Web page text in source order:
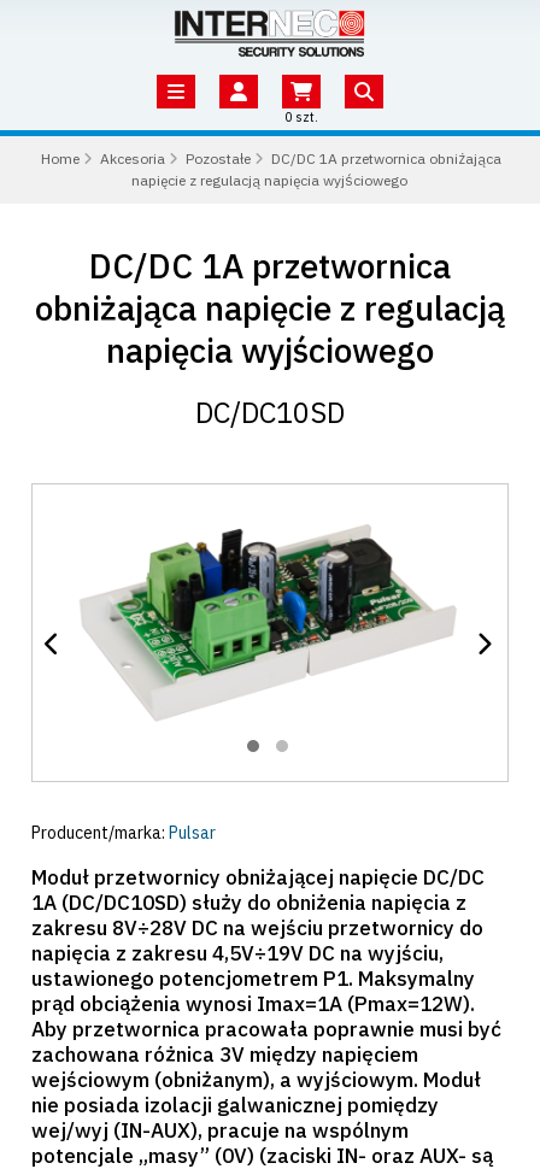
0 szt.
Home Akcesoria Pozostałe
DC/DC 1A przetwornica obniżająca
napięcie z regulacją napięcia wyjściowego
DC/DC 1A przetwornica
obniżająca napięcie z regulacją
napięcia wyjściowego
DC/DC10SD
Producent/marka: Pulsar
Moduł przetwornicy obniżającej napięcie DC/DC
1A (DC/DC10SD) służy do obniżenia napięcia z
zakresu 8V÷28V DC na wejściu przetwornicy do
napięcia z zakresu 4,5V÷19V DC na wyjściu,
ustawionego potencjometrem P1. Maksymalny
prąd obciążenia wynosi Imax=1A (Pmax=12W).
Aby przetwornica pracowała poprawnie musi być
zachowana różnica 3V między napięciem
wejściowym (obniżanym), a wyjściowym. Moduł
nie posiada izolacji galwanicznej pomiędzy
wej/wyj (IN-AUX), pracuje na wspólnym
potencjale „masy” (0V) (zaciski IN- oraz AUX- są